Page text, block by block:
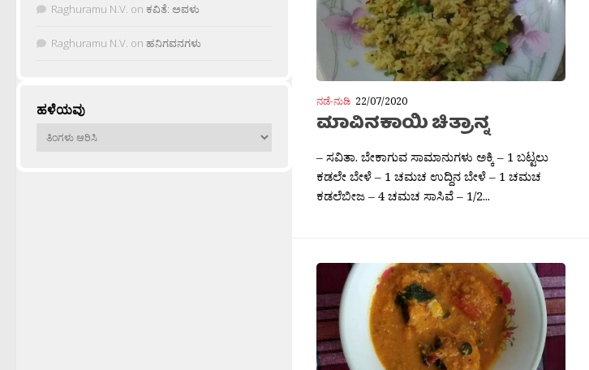
ನಡೆ-ನುಡಿ 22/07/2020
ಮಾವಿನಕಾಯಿ ಚಿತ್ರಾನ್ನ
– ಸವಿತಾ. ಬೇಕಾಗುವ ಸಾಮಾನುಗಳು ಅಕ್ಕಿ – 1 ಬಟ್ಟಲು
ಕಡಲೇ ಬೇಳೆ – 1 ಚಮಚ ಉದ್ದಿನ ಬೇಳೆ – 1 ಚಮಚ
ಕಡಲೆಬೀಜ – 4 ಚಮಚ ಸಾಸಿವೆ – 1/2...
Raghuramu N.V. on ಕವಿತೆ: ಅವಳು
Raghuramu N.V. on ಹನಿಗವನಗಳು
ಹಳೆಯವು
ಹಳೆಯವು